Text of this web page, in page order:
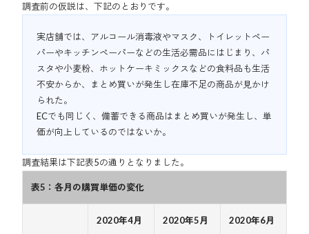
調査前の仮説は、下記のとおりです。
実店舗では、アルコール消毒液やマスク、トイレットペー
パーやキッチンペーパーなどの生活必需品にはじまり、パ
スタや小麦粉、ホットケーキミックスなどの食料品も生活
不安からか、まとめ買いが発生し在庫不足の商品が見かけ
られた。
ECでも同じく、備蓄できる商品はまとめ買いが発生し、単
価が向上しているのではないか。
調査結果は下記表5の通りとなりました。
表5：各月の購買単価の変化
2020年4月 2020年5月 2020年6月